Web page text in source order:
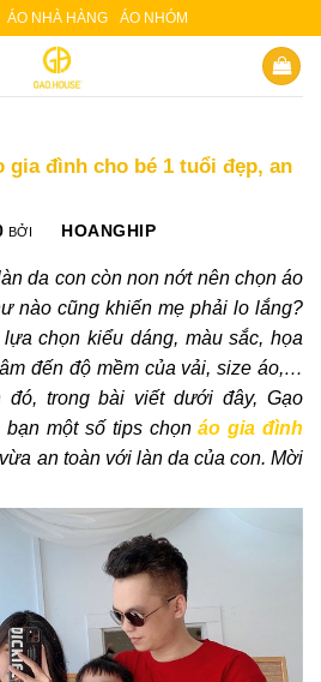
ÁO NHÀ HÀNG ÁO NHÓM
gia đình cho bé 1 tuổi đẹp, an
BỞI HOANGHIP
da con còn non nớt nên chọn áo
nào cũng khiến mẹ phải lo lắng?
chọn kiểu dáng, màu sắc, họa
đến độ mềm của vải, size áo,…
đó, trong bài viết dưới đây, Gạo
bạn một số tips chọnáo gia đình
an toàn với làn da của con. Mời